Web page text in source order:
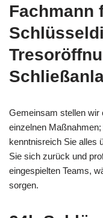
Fachmann
Gemeinsam stellen wir
einzelnen
kenntnisreich Sie alles
Sie sich zurück und
eingespielten Teams,
sorgen.